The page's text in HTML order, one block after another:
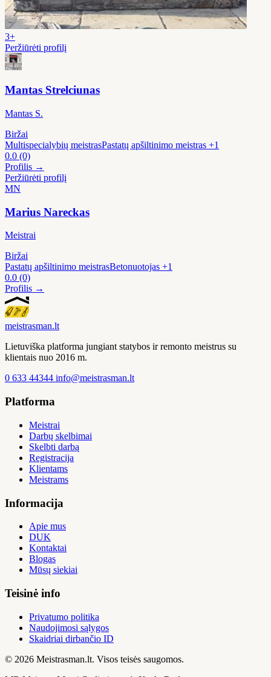
3+
Peržiūrėti profilį
Mantas Strelciunas
Mantas S.
Biržai
Multispecialybių meistrasPastatų apšiltinimo meistras +1
0.0 (0)
Profilis →
Peržiūrėti profilį
MN
Marius Nareckas
Meistrai
Biržai
Pastatų apšiltinimo meistrasBetonuotojas +1
0.0 (0)
Profilis →
meistrasman.lt
Lietuviška platforma jungiant statybos ir remonto meistrus su
klientais nuo 2016 m.
0 633 44344 info@meistrasman.lt
Platforma
Meistrai
Darbų skelbimai
Skelbti darbą
Registracija
Klientams
Meistrams
Informacija
Apie mus
DUK
Kontaktai
Blogas
Mūsų siekiai
Teisinė info
Privatumo politika
Naudojimosi sąlygos
Skaidriai dirbančio ID
© 2026 Meistrasman.lt. Visos teisės saugomos.